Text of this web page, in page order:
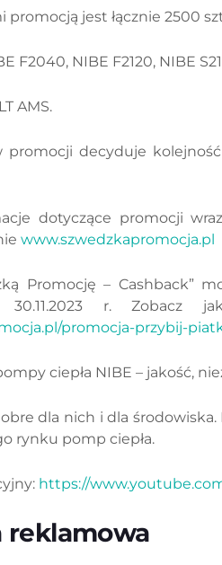
jest łącznie 2500
F2040, NIBE F2120, NIBE
AMS.
promocji decyduje
dotyczące promocji
www.szwedzkapromocja.pl
Promocję – Cashback”
r. Zobacz
promocja-przybij-
ciepła NIBE – jakość,
dla nich i dla
rynku pomp ciepła.
https://
reklamowa